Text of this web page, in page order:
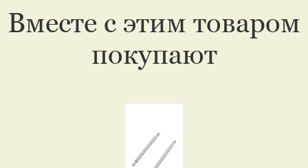
Вместе с этим товаром
покупают